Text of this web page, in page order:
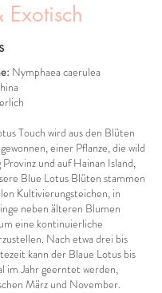
Exotisch
Nymphaea caerulea
Touch wird aus den Blüten
einer Pflanze, die wild
und auf Hainan Island,
Blue Lotus Blüten stammen
Kultivierungsteichen, in
neben älteren Blumen
eine kontinuierliche
Nach etwa drei bis
kann der Blaue Lotus bis
im Jahr geerntet werden,
März und November.